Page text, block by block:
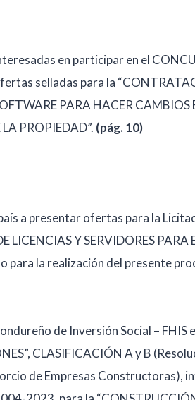
en participar en el
selladas para la
PARA HACER CAMBIOS
PROPIEDAD”. (pág. 10)
a presentar ofertas para la
Y SERVIDORES PARA
para la realización del presente
de Inversión Social – FHIS
CLASIFICACIÓN A y B
de Empresas Constructoras),